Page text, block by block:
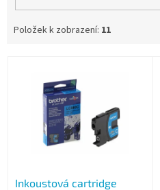
Položek k zobrazení: 11
Inkoustová cartridge